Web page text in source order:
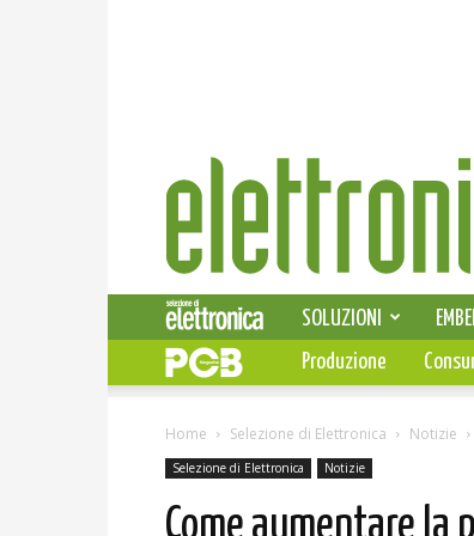
Elettronica
News
SOLUZIONI
Produzione
Home Selezione di Elettronica Notizie
Selezione di Elettronica Notizie
Come aumentare